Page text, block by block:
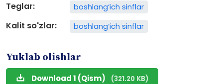
Teglar:
boshlang‘ich sinflar
Kalit so'zlar: boshlang‘ich sinflar
Yuklab olishlar
Download 1 (Qism) (321.20 KB)